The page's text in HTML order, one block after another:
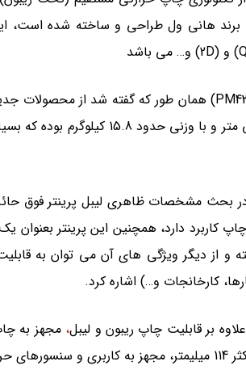
هانی ول طراحی و ساخته شده است،
) و (2D) و… می باشد
کارخانجات و…) اشاره کرد.
بر قابلیت چاپ ریبون و لیبل،